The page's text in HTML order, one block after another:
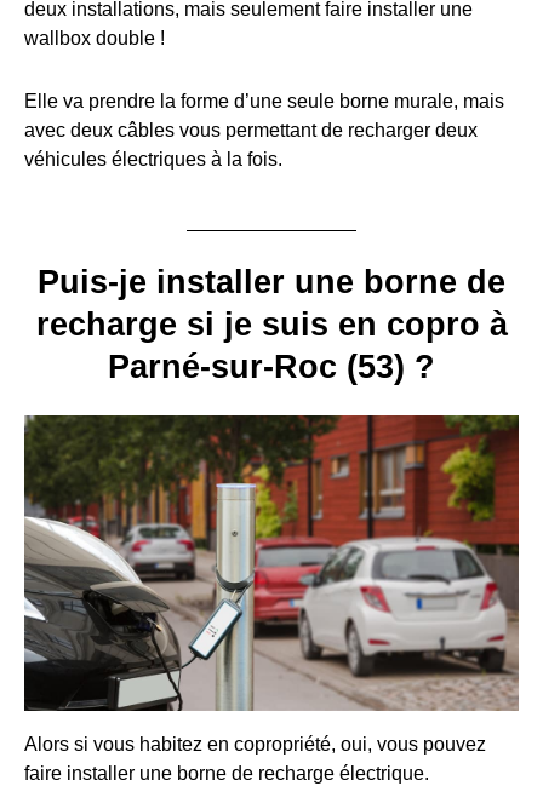
deux installations, mais seulement faire installer une
wallbox double !
Elle va prendre la forme d’une seule borne murale, mais
avec deux câbles vous permettant de recharger deux
véhicules électriques à la fois.
Puis-je installer une borne de
recharge si je suis en copro à
Parné-sur-Roc (53) ?
Alors si vous habitez en copropriété, oui, vous pouvez
faire installer une borne de recharge électrique.